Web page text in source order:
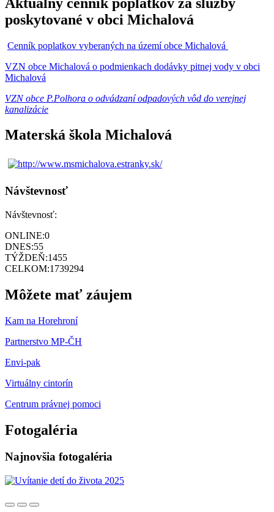
poskytované v obci Michalová
Cenník poplatkov vyberaných na území obce Michalová
VZN obce Michalová o podmienkach dodávky pitnej vody v obci
Michalová
VZN obce P.Polhora o odvádzaní odpadových vôd do verejnej
kanalizácie
Materská škola Michalová
Návštevnosť
Návštevnosť:
ONLINE:0
DNES:55
TÝŽDEŇ:1455
CELKOM:1739294
Môžete mať záujem
Kam na Horehroní
Partnerstvo MP-ČH
Envi-pak
Virtuálny cintorín
Centrum právnej pomoci
Fotogaléria
Najnovšia fotogaléria